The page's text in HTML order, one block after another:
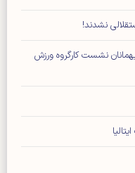
نشدند!
نشست کارگروه ورزش